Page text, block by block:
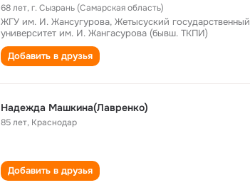
68 лет,г. Сызрань (Самарская область)
ЖГУ им. И. Жансугурова, Жетысуский государственный
университет им. И. Жангасурова (бывш. ТКПИ)
Добавить в друзья
Надежда Машкина(Лавренко)
85 лет, Краснодар
Добавить в друзья